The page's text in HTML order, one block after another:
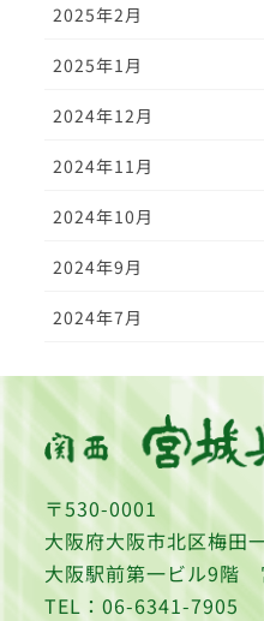
2025年2月
2025年1月
2024年12月
2024年11月
2024年10月
2024年9月
2024年7月
〒530-0001
大阪府大阪市北区梅田
大阪駅前第一ビル9階
TEL：06-6341-7905